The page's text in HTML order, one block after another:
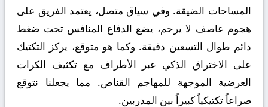
المساحات الضيقة. وفي سياق متصل، يعتمد الفريق على
هجوم عاصف لا يرحم، يضع الدفاع المنافس تحت ضغط
دائم طوال التسعين دقيقة. وكما هو متوقع، يركز التكتيك
على الاختراق الذكي عبر الأطراف مع تكثيف الكرات
العرضية الموجهة للمهاجم القناص. مما يجعلنا نتوقع
صراعاً تكتيكياً كبيراً بين المدربين.